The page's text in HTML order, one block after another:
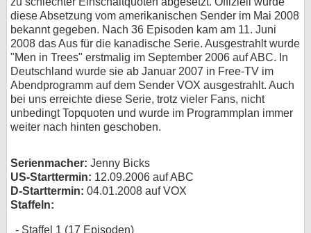
diese Absetzung vom amerikanischen Sender im Mai 2008
bekannt gegeben. Nach 36 Episoden kam am 11. Juni
2008 das Aus für die kanadische Serie. Ausgestrahlt wurde
"Men in Trees" erstmalig im September 2006 auf ABC. In
Deutschland wurde sie ab Januar 2007 in Free-TV im
Abendprogramm auf dem Sender VOX ausgestrahlt. Auch
bei uns erreichte diese Serie, trotz vieler Fans, nicht
unbedingt Topquoten und wurde im Programmplan immer
weiter nach hinten geschoben.
Serienmacher: Jenny Bicks
US-Starttermin: 12.09.2006 auf ABC
D-Starttermin: 04.01.2008 auf VOX
Staffeln:
Staffel 1 (17 Episoden)
Forum
bei X
bei Facebook
Kontakt
Datenschutz